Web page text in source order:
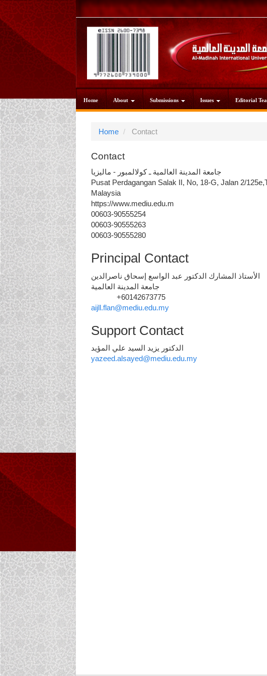
Main
Navigation
Main
Content
Home About Submissions Issues Editorial
Home Contact
Contact
جامعة المدينة العالمية ـ كولالمبور - ماليزيا
Pusat Perdagangan Salak II, No, 18-G, Jalan 2/
Malaysia
https://www.mediu.edu.m
00603-90555254
00603-90555263
00603-90555280
Principal Contact
الأستاذ المشارك الدكتور عبد الواسع إسحاق ناصرالدين
جامعة المدينة العالمية
+60142673775
aijll.flan@mediu.edu.my
Support Contact
الدكتور يزيد السيد علي المؤيد
yazeed.alsayed@mediu.edu.my